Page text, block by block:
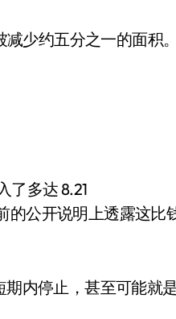
少约五分之一的面积。
了多达 8.21
的公开说明上透露这比
内停止，甚至可能就